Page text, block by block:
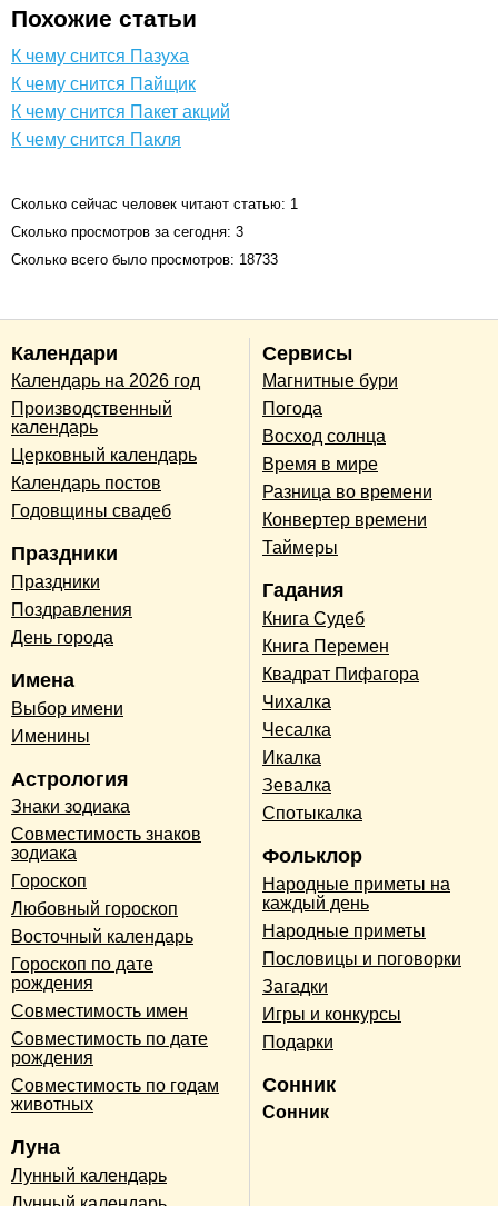
Похожие статьи
К чему снится Пазуха
К чему снится Пайщик
К чему снится Пакет акций
К чему снится Пакля
Сколько сейчас человек читают статью: 1
Сколько просмотров за сегодня: 3
Сколько всего было просмотров: 18733
Календари
Календарь на 2026 год
Производственный
календарь
Церковный календарь
Календарь постов
Годовщины свадеб
Праздники
Праздники
Поздравления
День города
Имена
Выбор имени
Именины
Астрология
Знаки зодиака
Совместимость знаков
зодиака
Гороскоп
Любовный гороскоп
Восточный календарь
Гороскоп по дате
рождения
Совместимость имен
Совместимость по дате
рождения
Совместимость по годам
животных
Луна
Лунный календарь
Сервисы
Магнитные бури
Погода
Восход солнца
Время в мире
Разница во времени
Конвертер времени
Таймеры
Гадания
Книга Судеб
Книга Перемен
Квадрат Пифагора
Чихалка
Чесалка
Икалка
Зевалка
Спотыкалка
Фольклор
Народные приметы на
каждый день
Народные приметы
Пословицы и поговорки
Загадки
Игры и конкурсы
Подарки
Сонник
Сонник